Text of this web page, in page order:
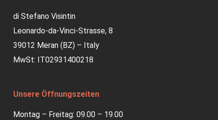
di Stefano Visintin
Leonardo-da-Vinci-Strasse, 8
39012 Meran (BZ) – Italy
MwSt: IT02931400218
Unsere Öffnungszeiten
Montag – Freitag: 09.00 – 19.00